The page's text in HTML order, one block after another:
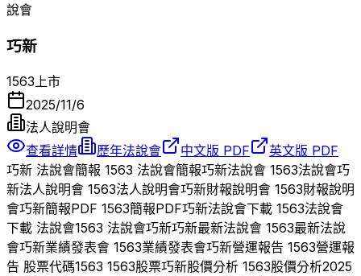
說會
巧新
1563 上市
2025/11/6
法人說明會
查看詳情
歷年法說會 中文版 PDF
英文版 PDF
巧新 法說會簡報 1563 法說會簡報巧新法說會 1563法說會巧
新法人說明會 1563法人說明會巧新財報說明會 1563財報說明
會巧新簡報PDF 1563簡報PDF巧新法說會下載 1563法說會
下載 法說會1563 法說會巧新巧新最新法說會 1563最新法說
會巧新業績發表會 1563業績發表會巧新營運報告 1563營運報
告 股票代碼1563 1563股票巧新股價分析 1563股價分析2025